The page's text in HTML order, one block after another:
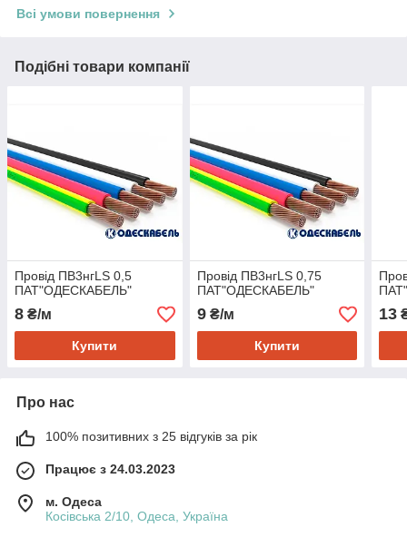
Всі умови повернення
Подібні товари компанії
Провід ПВ3нгLS 0,5
ПАТ"ОДЕСКАБЕЛЬ"
8 ₴/м
Купити
Провід ПВ3нгLS 0,75
ПАТ"ОДЕСКАБЕЛЬ"
9₴/м
Купити
13
Про нас
100% позитивних з 25 відгуків за рік
Працює з 24.03.2023
м. Одеса
Косівська 2/10, Одеса, Україна